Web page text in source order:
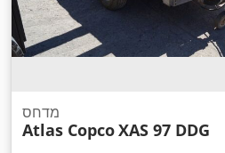
מדחס
Atlas CopcoXAS 97 DDG